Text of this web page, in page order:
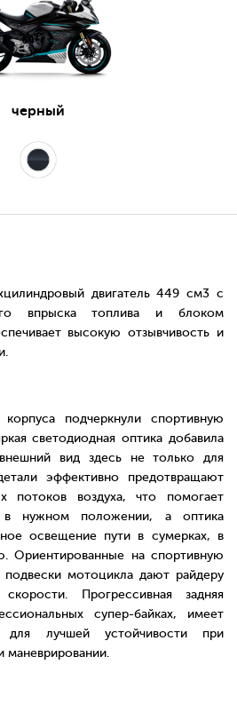
черный
двигатель 449 см3 с
впрыска топлива и блоком
высокую отзывчивость и
подчеркнули спортивную
светодиодная оптика добавила
вид здесь не только для
эффективно предотвращают
потоков воздуха, что помогает
в нужном положении, а оптика
освещение пути в сумерках, в
Ориентированные на спортивную
подвески мотоцикла дают райдеру
Прогрессивная задняя
супер-байках, имеет
для лучшей устойчивости при
маневрировании.